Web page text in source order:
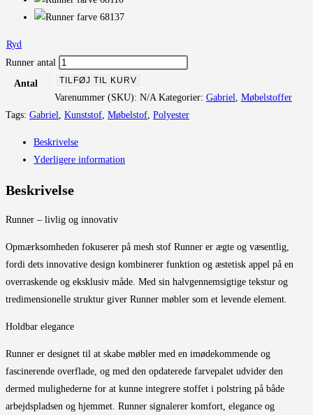
Ryd
Runner antal
Antal
TILFØJ TIL KURV
Varenummer (SKU): N/A Kategorier: Gabriel
Møbelstoffer
Tags: Gabriel Kunststof Møbelstof Polyester
Beskrivelse
Yderligere information
Beskrivelse
Runner – livlig og innovativ
Opmærksomheden fokuserer på mesh stof Runner er ægte og væsentlig,
fordi dets innovative design kombinerer funktion og æstetisk appel på en
overraskende og eksklusiv måde. Med sin halvgennemsigtige tekstur og
tredimensionelle struktur giver Runner møbler som et levende element.
Holdbar elegance
Runner er designet til at skabe møbler med en imødekommende og
fascinerende overflade, og med den opdaterede farvepalet udvider den
dermed mulighederne for at kunne integrere stoffet i polstring på både
arbejdspladsen og hjemmet. Runner signalerer komfort, elegance og